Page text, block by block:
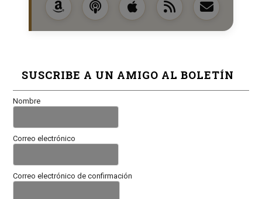
SUSCRIBE A UN AMIGO AL BOLETÍN
Nombre
Correo electrónico
Correo electrónico de confirmación